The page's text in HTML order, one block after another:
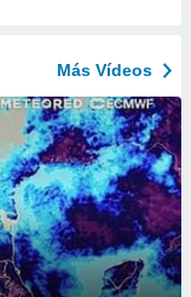
Más Vídeos